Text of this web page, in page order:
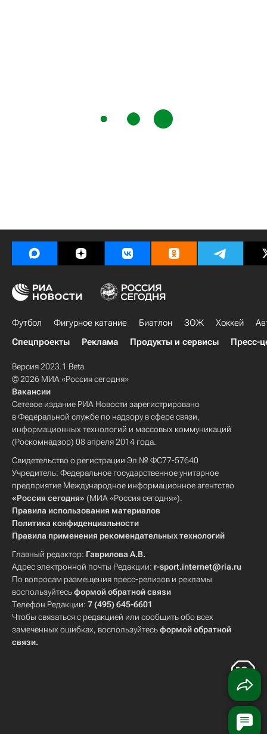
Футбол Фигурное катание Биатлон ЗОЖ Хоккей
Спецпроекты
Реклама Продукты и сервисы Пресс-
Версия 2023.1 Beta
© 2026 МИА «Россия сегодня»
Вакансии
Сетевое издание РИА Новости зарегистрировано
в Федеральной службе по надзору в сфере связи,
информационных технологий и массовых коммуникаций
(Роскомнадзор) 08 апреля 2014 года.
Свидетельство о регистрации Эл № ФС77-57640
Учредитель: Федеральное государственное унитарное
предприятие Международное информационное агентство
«Россия сегодня» (МИА «Россия сегодня»).
Правила использования материалов
Политика конфиденциальности
Правила применения рекомендательных технологий
Главный редактор: Гаврилова А.В.
Адрес электронной почты Редакции: r-sport.internet@ria.ru
По вопросам размещения пресс-релизов и рекламы
воспользуйтесьформой обратной связи
Телефон Редакции: 7 (495) 645-6601
Чтобы связаться с редакцией или сообщить обо всех
замеченных ошибках, воспользуйтесьформой обратной
связи.